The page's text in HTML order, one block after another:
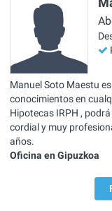
Manuel Soto Maestu
conocimientos en
Hipotecas IRPH ,
cordial y muy
años.
Oficina en Gipuzkoa